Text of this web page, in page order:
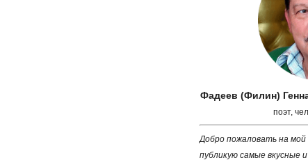
Фадеев (Филин)
поэт,
Добро пожаловать на мой
публикую самые вкусные